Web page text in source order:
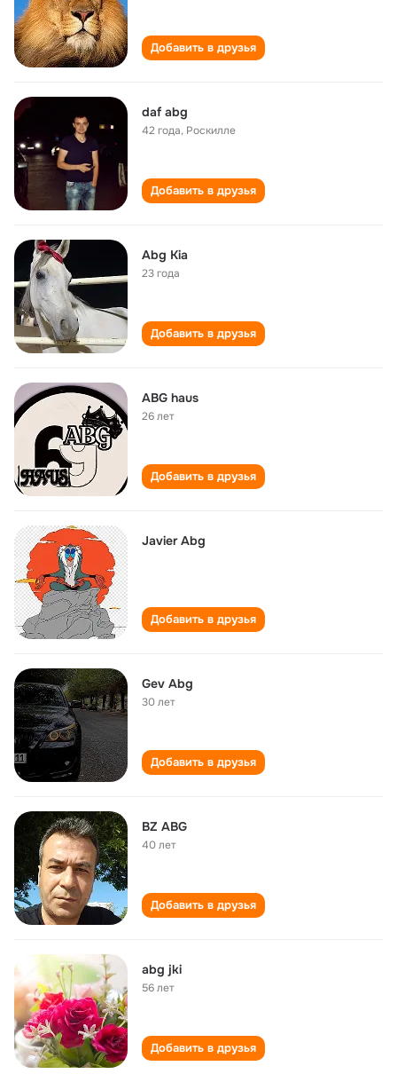
Добавить в друзья
daf abg
42 года, Роскилле
Добавить в друзья
Abg Kia
23 года
Добавить в друзья
ABG haus
26 лет
Добавить в друзья
Javier Abg
Добавить в друзья
Gev Abg
30 лет
Добавить в друзья
BZ ABG
40 лет
Добавить в друзья
abg jki
56 лет
Добавить в друзья